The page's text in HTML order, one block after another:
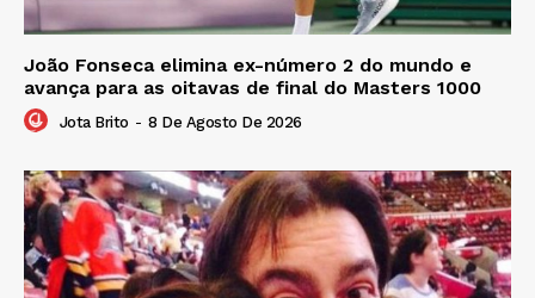
João Fonseca elimina ex-número 2 do mundo e
avança para as oitavas de final do Masters 1000
Jota Brito - 8 De Agosto De 2026